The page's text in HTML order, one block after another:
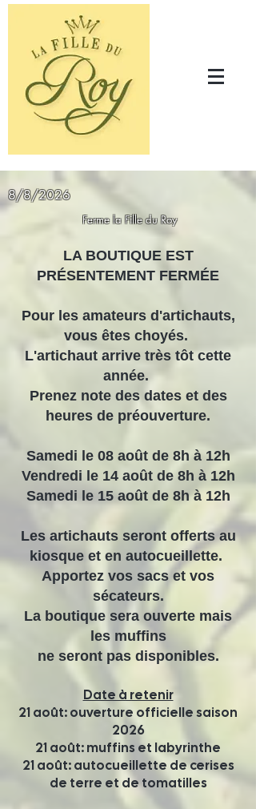
8/8/2026
Ferme la Fille du Roy
LA BOUTIQUE EST
PRÉSENTEMENT FERMÉE
Pour les amateurs d'artichauts,
vous êtes choyés.
L'artichaut arrive très tôt cette
année.
Prenez note des dates et des
heures de préouverture.
Samedi le 08 août de 8h à 12h
Vendredi le 14 août de 8h à 12h
Samedi le 15 août de 8h à 12h
Les artichauts seront offerts au
kiosque et en autocueillette.
Apportez vos sacs et vos
sécateurs.
La boutique sera ouverte mais
les muffins
ne seront pas disponibles.
Date à retenir
21 août: ouverture officielle saison
2026
21 août: muffins et labyrinthe
21 août: autocueillette de cerises
de terre et de tomatilles